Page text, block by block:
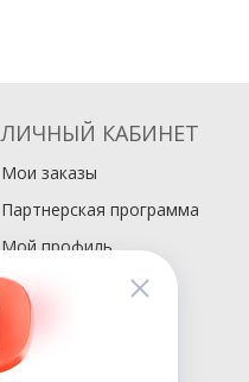
ЛИЧНЫЙ КАБИНЕТ
Мои заказы
Партнерская программа
Мой профиль